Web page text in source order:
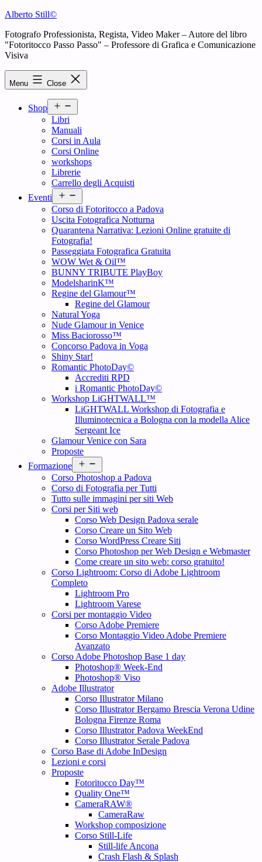
Skip
content
Alberto Still©
Fotografo Professionista, Regista, Video Maker – Autore del libro
"Fotoritocco Passo Passo" – Professore di Grafica e Comunicazione
Visiva
Menu Close
Shop
menu
Libri
Manuali
Corsi in Aula
Corsi Online
workshops
Librerie
Carrello degli Acquisti
Eventi
menu
Corso di Fotoritocco a Padova
Uscita Fotografica Notturna
Quarantena Narrativa: Lezioni Online gratuite di
Fotografia!
Passeggiata Fotografica Gratuita
WOW Wet & Oil™
BUNNY TRIBUTE PlayBoy
ModelsharinK™
Regine del Glamour™
Regine del Glamour
Natural Yoga
Nude Glamour in Venice
Miss Baciorosso™
Concorso Padova in Voga
Shiny Star!
Romantic PhotoDay©
Accrediti RPD
i Romantic PhotoDay©
Workshop LiGHTWALL™
LiGHTWALL Workshop di Fotografia e
Illuminotecnica a Bologna con la modella Alice
Sergeant Ice
Glamour Venice con Sara
Proposte
Formazione
menu
Corso Photoshop a Padova
Corso di Fotografia per Tutti
Tutto sulle immagini per siti Web
Corsi per Siti web
Corso Web Design Padova serale
Corso Creare un Sito Web
Corso WordPress Creare Siti
Corso Photoshop per Web Design e Webmaster
Come creare un sito web: corso gratuito!
Corso Lightroom: Corso di Adobe Lightroom
Completo
Lightroom Pro
Lightroom Varese
Corsi per montaggio Video
Corso Adobe Premiere
Corso Montaggio Video Adobe Premiere
Avanzato
Corso Adobe Photoshop Base 1 day
Photoshop® Week-End
Photoshop® Viso
Adobe Illustrator
Corso Illustrator Milano
Corso Illustrator Bergamo Brescia Verona Udine
Bologna Firenze Roma
Corso Illustrator Padova WeekEnd
Corso Illustrator Serale Padova
Corso Base di Adobe InDesign
Lezioni e corsi
Proposte
Fotoritocco Day™
Quality One™
CameraRAW®
CameraRaw
Workshop composizione
Corso Still-Life
Still-life Ancona
Crash Flash & Splash